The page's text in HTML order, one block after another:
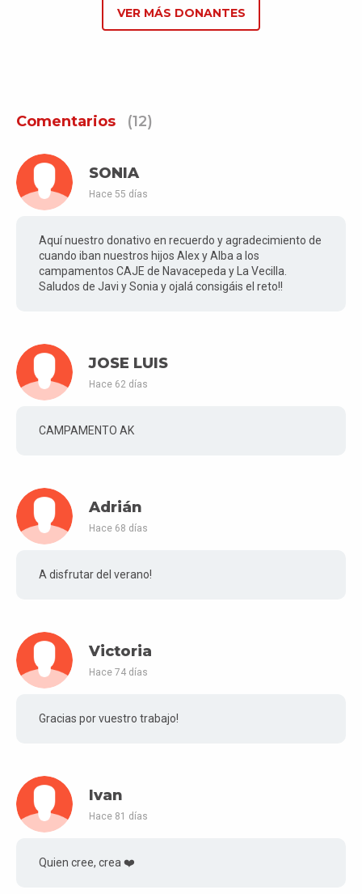
VER MÁS DONANTES
Comentarios (12)
SONIA
Hace 55 días
Aquí nuestro donativo en recuerdo y agradecimiento de
cuando iban nuestros hijos Alex y Alba a los
campamentos CAJE de Navacepeda y La Vecilla.
Saludos de Javi y Sonia y ojalá consigáis el reto!!
JOSE LUIS
Hace 62 días
CAMPAMENTO AK
Adrián
Hace 68 días
A disfrutar del verano!
Victoria
Hace 74 días
Gracias por vuestro trabajo!
Ivan
Hace 81 días
Quien cree, crea ❤️